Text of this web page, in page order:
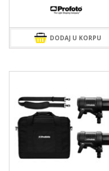
DODAJ U KORPU